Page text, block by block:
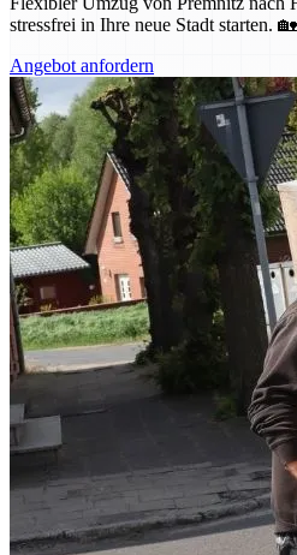
stressfrei in Ihre neue Stadt starten. 🏡
Angebot anfordern